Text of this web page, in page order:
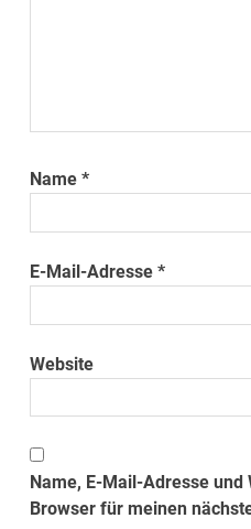
Name*
E-Mail-Adresse*
Website
Name, E-Mail-Adresse und
Browser für meinen